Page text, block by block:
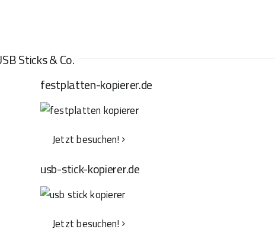
Sticks & Co.
festplatten-kopierer.de
Jetzt besuchen!
usb-stick-kopierer.de
Jetzt besuchen!